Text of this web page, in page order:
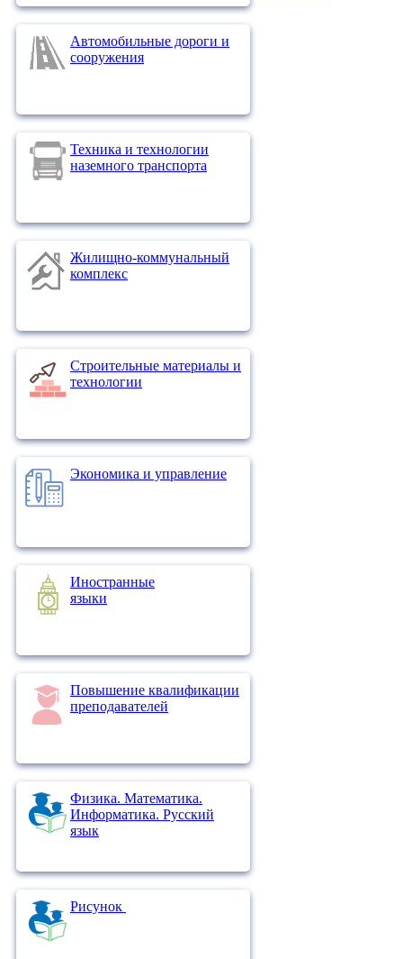
Автомобильные дороги и
сооружения
Техника и технологии
наземного транспорта
Жилищно-коммунальный
комплекс
Строительные материалы и
технологии
Экономика и управление
Иностранные
языки
Повышение квалификации
преподавателей
Физика. Математика.
Информатика. Русский
язык
Рисунок